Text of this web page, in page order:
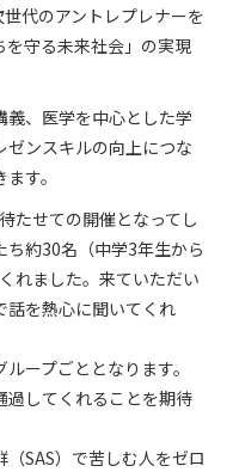
代のアントレプレナーを
守る未来社会」の実現
、医学を中心とした学
ンスキルの向上につな
す。
たせての開催となってし
約30名（中学3年生から
れました。来ていただい
話を熱心に聞いてくれ
ープごととなります。
過してくれることを期待
SAS）で苦しむ人をゼロ